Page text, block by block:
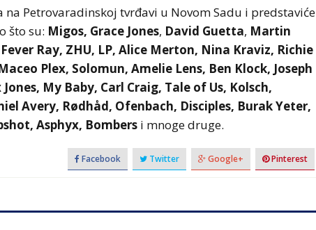
na Petrovaradinskoj tvrđavi u Novom Sadu i predstaviće
što su: Migos, Grace Jones, David Guetta, Martin
Ray, ZHU, LP, Alice Merton, Nina Kraviz, Richie
Plex, Solomun, Amelie Lens, Ben Klock, Joseph
My Baby, Carl Craig, Tale of Us, Kolsch,
Avery, Rødhåd, Ofenbach, Disciples, Burak Yeter,
Asphyx, Bombers i mnoge druge.
Facebook Twitter Google+ Pinterest